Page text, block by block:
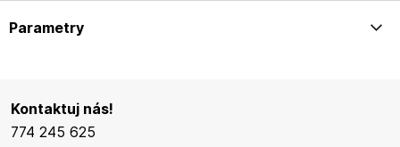
Parametry
Kontaktuj nás!
774 245 625